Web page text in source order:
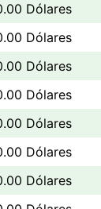
Dólares
Dólares
Dólares
Dólares
Dólares
Dólares
Dólares